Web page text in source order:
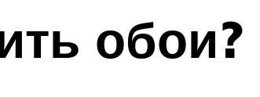
обои?